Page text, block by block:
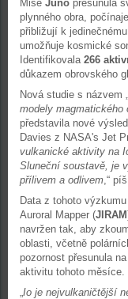
Mise Juno přesunula
plynného obra,
přibližují k
umožňuje kosmické
Identifikovala 266
důkazem obrovského
Nová studie s názvem „
modely
představila nové
Davies z NASA's Jet
vulkanické aktivity na
Sluneční soustavě, je
přílivem a odlivem,“
Data z tohoto
Auroral Mapper (JIRAM
navržen tak, aby
oblasti, včetně
pozornost přesunula
aktivitu tohoto měsíce.
„Io je nejvulkaničtější